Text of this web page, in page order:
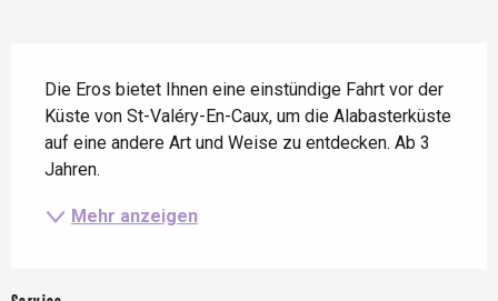
Die Eros bietet Ihnen eine einstündige Fahrt vor der
Küste von St-Valéry-En-Caux, um die Alabasterküste
auf eine andere Art und Weise zu entdecken. Ab 3
Jahren.
Mehr anzeigen